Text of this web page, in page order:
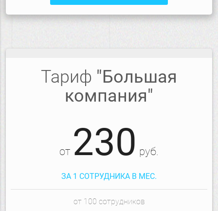
Тариф "Большая
компания"
от 230 руб.
ЗА 1 СОТРУДНИКА В МЕС.
от 100 сотрудников